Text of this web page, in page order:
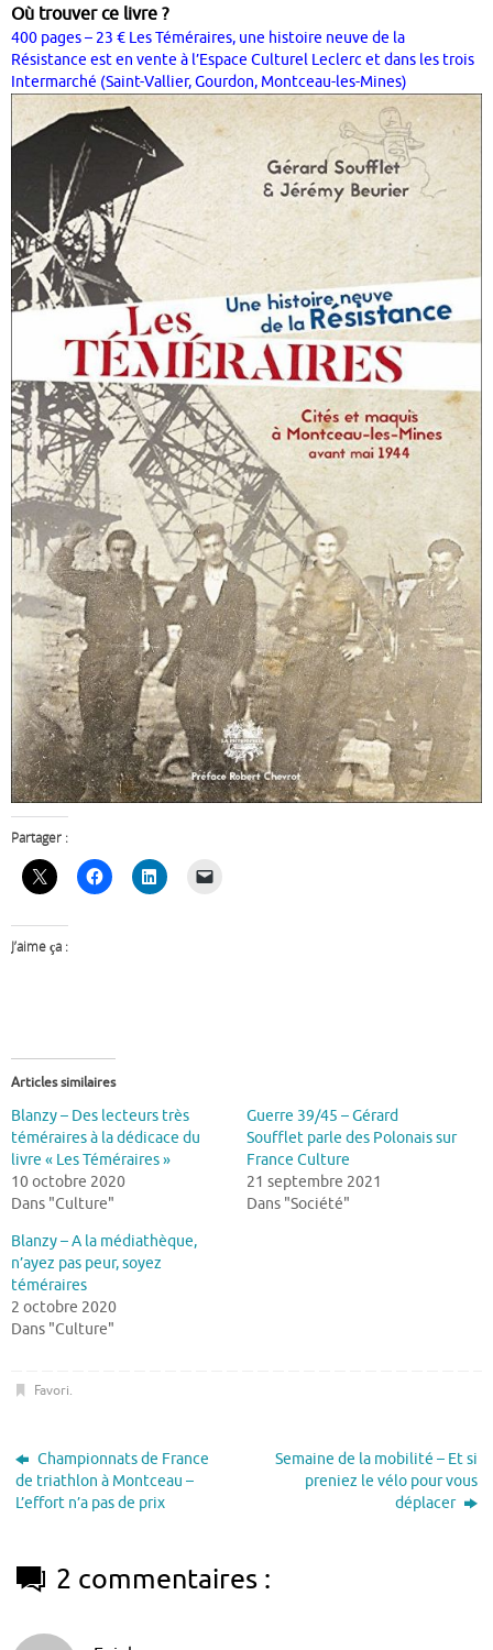
Où trouver ce livre ?
400 pages – 23 € Les Téméraires, une histoire neuve de la
Résistance est en vente à l’Espace Culturel Leclerc et dans les trois
Intermarché (Saint-Vallier, Gourdon, Montceau-les-Mines)
Partager :
J’aime ça :
Articles similaires
Blanzy – Des lecteurs très
téméraires à la dédicace du
livre « Les Téméraires »
10 octobre 2020
Dans "Culture"
Guerre 39/45 – Gérard
Soufflet parle des Polonais sur
France Culture
21 septembre 2021
Dans "Société"
Blanzy – A la médiathèque,
n’ayez pas peur, soyez
téméraires
2 octobre 2020
Dans "Culture"
Favori.
Championnats de France
de triathlon à Montceau –
L’effort n’a pas de prix
Semaine de la mobilité – Et si
preniez le vélo pour vous
déplacer
2 commentaires :